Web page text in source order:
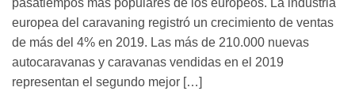
pasatiempos más populares de los europeos. La industria
europea del caravaning registró un crecimiento de ventas
de más del 4% en 2019. Las más de 210.000 nuevas
autocaravanas y caravanas vendidas en el 2019
representan el segundo mejor […]